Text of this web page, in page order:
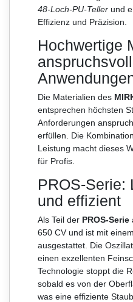
48-Loch-PU-Teller und
Effizienz und Präzision.
Hochwertige
Die Materialien des
entsprechen höchsten
Anforderungen
erfüllen. Die
Leistung macht dieses
für Profis.
PROS-Serie:
und effizient
Als Teil der PROS-Serie
650 CV und ist mit
ausgestattet. Die
einen exzellenten
Technologie stoppt die
sobald es von der
was eine effiziente